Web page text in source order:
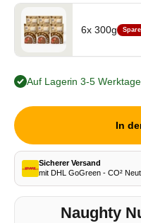
6x 300g, 33,99 €,
6x 300g
Auf Lager- in 3-5
In
Sicherer Versand
mit DHL GoGreen - CO²
Naughty